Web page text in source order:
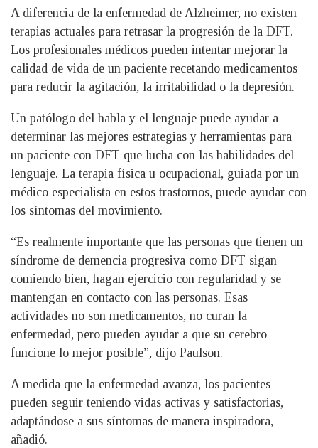
A diferencia de la enfermedad de Alzheimer, no existen
terapias actuales para retrasar la progresión de la DFT.
Los profesionales médicos pueden intentar mejorar la
calidad de vida de un paciente recetando medicamentos
para reducir la agitación, la irritabilidad o la depresión.
Un patólogo del habla y el lenguaje puede ayudar a
determinar las mejores estrategias y herramientas para
un paciente con DFT que lucha con las habilidades del
lenguaje. La terapia física u ocupacional, guiada por un
médico especialista en estos trastornos, puede ayudar con
los síntomas del movimiento.
“Es realmente importante que las personas que tienen un
síndrome de demencia progresiva como DFT sigan
comiendo bien, hagan ejercicio con regularidad y se
mantengan en contacto con las personas. Esas
actividades no son medicamentos, no curan la
enfermedad, pero pueden ayudar a que su cerebro
funcione lo mejor posible”, dijo Paulson.
A medida que la enfermedad avanza, los pacientes
pueden seguir teniendo vidas activas y satisfactorias,
adaptándose a sus síntomas de manera inspiradora,
añadió.